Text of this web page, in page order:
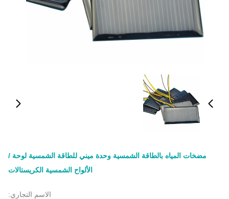
مضخات المياه بالطاقة الشمسية وحدة ميني للطاقة الشمسية لوحة /
الألواح الشمسية الكريستالات
الاسم التجاري: